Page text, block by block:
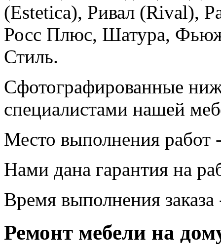
(Estetica), Ривал (Rival),
Росс Плюс, Шатура,
Стиль.
Сфотографированные
специалистами нашей
Место выполнения работ
Нами дана гарантия на
Время выполнения
Ремонт мебели на